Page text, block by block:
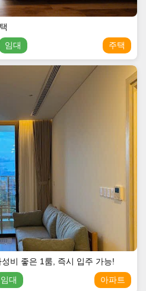
임대 주택
비 좋은 1룸, 즉시 입주 가능!
임대 아파트